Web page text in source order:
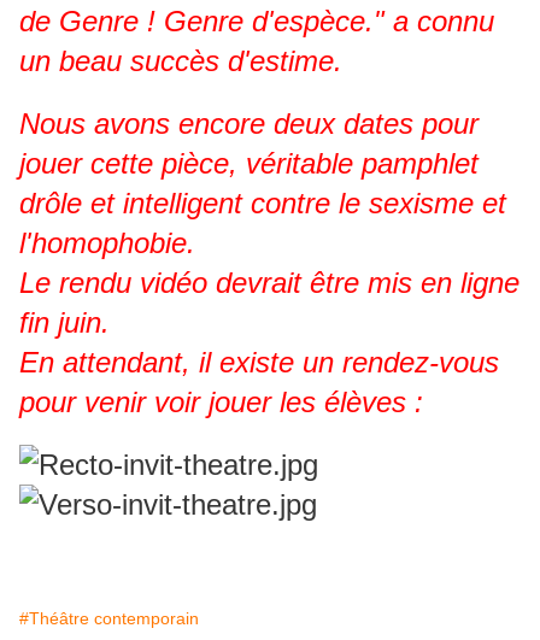
de Genre ! Genre d'espèce." a connu
un beau succès d'estime.
Nous avons encore deux dates pour
jouer cette pièce, véritable pamphlet
drôle et intelligent contre le sexisme et
l'homophobie.
Le rendu vidéo devrait être mis en ligne
fin juin.
En attendant, il existe un rendez-vous
pour venir voir jouer les élèves :
#Théâtre contemporain